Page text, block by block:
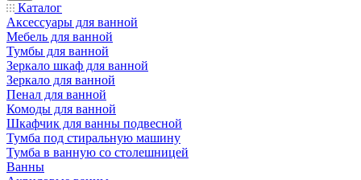
Каталог
Аксессуары для ванной
Мебель для ванной
Тумбы для ванной
Зеркало шкаф для ванной
Зеркало для ванной
Пенал для ванной
Комоды для ванной
Шкафчик для ванны подвесной
Тумба под стиральную машину
Тумба в ванную со столешницей
Ванны